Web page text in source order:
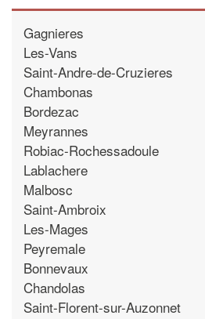
Gagnieres
Les-Vans
Saint-Andre-de-Cruzieres
Chambonas
Bordezac
Meyrannes
Robiac-Rochessadoule
Lablachere
Malbosc
Saint-Ambroix
Les-Mages
Peyremale
Bonnevaux
Chandolas
Saint-Florent-sur-Auzonnet